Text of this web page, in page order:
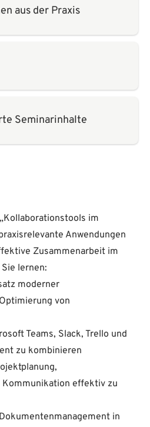
aus der Praxis
Seminarinhalte
im
Anwendungen
Zusammenarbeit im
lernen:
moderner
von
Teams, Slack, Trello und
zu kombinieren
effektiv zu
in